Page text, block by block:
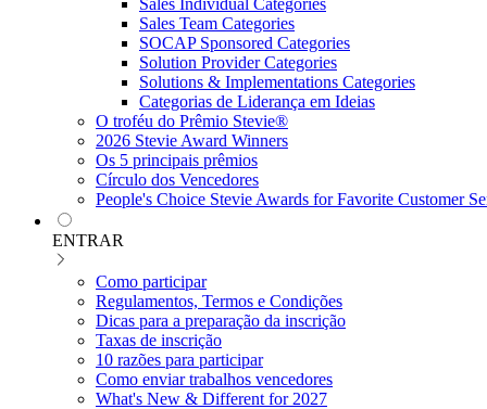
Sales Individual Categories
Sales Team Categories
SOCAP Sponsored Categories
Solution Provider Categories
Solutions & Implementations Categories
Categorias de Liderança em Ideias
O troféu do Prêmio Stevie®
2026 Stevie Award Winners
Os 5 principais prêmios
Círculo dos Vencedores
People's Choice Stevie Awards for Favorite Customer
ENTRAR
Como participar
Regulamentos, Termos e Condições
Dicas para a preparação da inscrição
Taxas de inscrição
10 razões para participar
Como enviar trabalhos vencedores
What's New & Different for 2027